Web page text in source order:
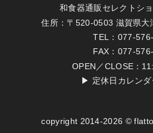
和食器通販セレクトシ
住所：〒520-0503 滋賀県大
TEL：077-
FAX：077-
OPEN／CLOSE：
▶ 定休日カレン
copyright 2014-2026 ©